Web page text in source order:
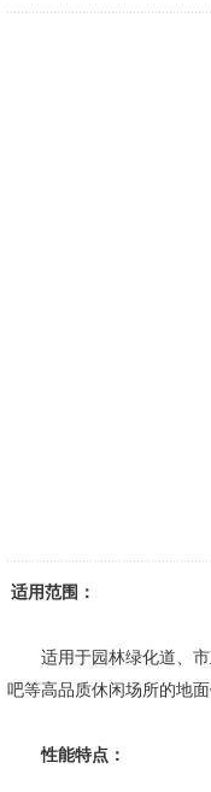
适用范围：
适用于园林绿化道、
吧等高品质休闲场所的地面
性能特点：